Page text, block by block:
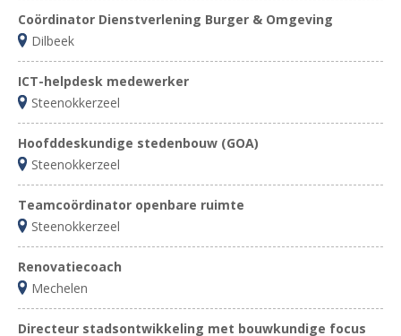
Coördinator Dienstverlening Burger & Omgeving
Dilbeek
ICT-helpdesk medewerker
Steenokkerzeel
Hoofddeskundige stedenbouw (GOA)
Steenokkerzeel
Teamcoördinator openbare ruimte
Steenokkerzeel
Renovatiecoach
Mechelen
Directeur stadsontwikkeling met bouwkundige focus